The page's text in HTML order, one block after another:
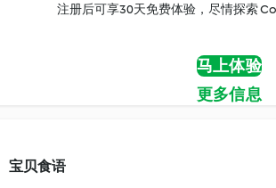
注册后可享30天免费体验，尽情探索
马上体验
更多信息
宝贝食语